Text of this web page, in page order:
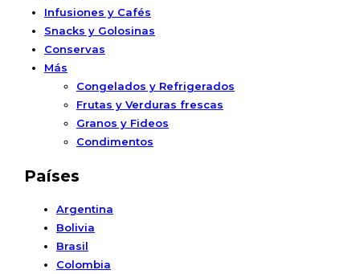
Infusiones y Cafés
Snacks y Golosinas
Conservas
Más
Congelados y Refrigerados
Frutas y Verduras frescas
Granos y Fideos
Condimentos
Países
Argentina
Bolivia
Brasil
Colombia